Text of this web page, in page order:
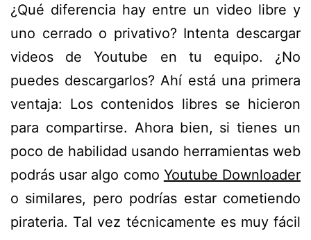
¿Qué diferencia hay entre un video libre y
uno cerrado o privativo? Intenta descargar
videos de Youtube en tu equipo. ¿No
puedes descargarlos? Ahí está una primera
ventaja: Los contenidos libres se hicieron
para compartirse. Ahora bien, si tienes un
poco de habilidad usando herramientas web
podrás usar algo como Youtube Downloader
o similares, pero podrías estar cometiendo
pirateria. Tal vez técnicamente es muy fácil